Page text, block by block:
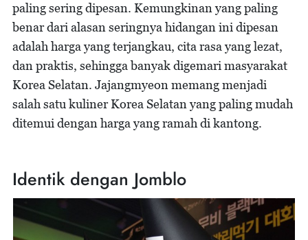
paling sering dipesan. Kemungkinan yang paling
benar dari alasan seringnya hidangan ini dipesan
adalah harga yang terjangkau, cita rasa yang lezat,
dan praktis, sehingga banyak digemari masyarakat
Korea Selatan. Jajangmyeon memang menjadi
salah satu kuliner Korea Selatan yang paling mudah
ditemui dengan harga yang ramah di kantong.
Identik dengan Jomblo